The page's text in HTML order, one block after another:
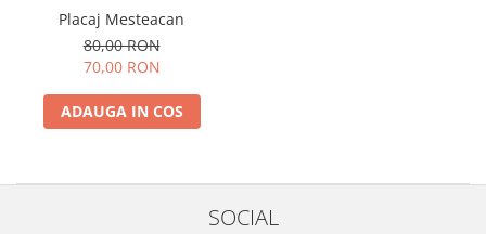
PET-G
Policarbonat Compact
Transparent
Produs Configurabil
Placaj Mesteacan
80,00 RON
70,00 RON
ADAUGA IN COS
SOCIAL